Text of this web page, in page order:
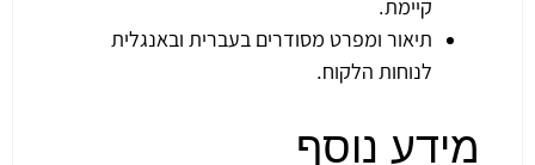
קיימת.
תיאור ומפרט מסודרים בעברית ובאנגלית
לנוחות הלקוח.
מידע נוסף